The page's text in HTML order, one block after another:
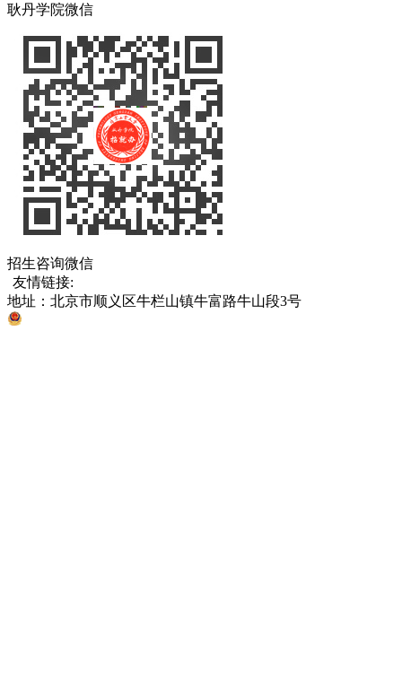
耿丹学院微信
招生咨询微信
友情链接:
地址：北京市顺义区牛栏山镇牛富路牛山段3号